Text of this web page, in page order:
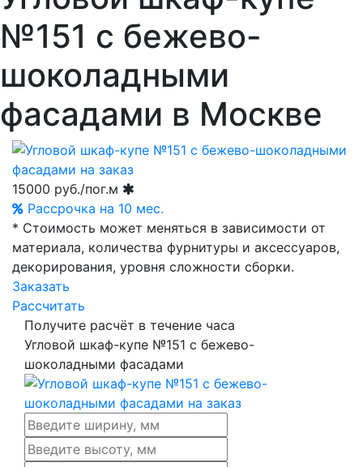
№151 с бежево-
шоколадными
фасадами в Москве
15000 руб./пог.м
Рассрочка на 10 мес.
* Стоимость может меняться в зависимости от
материала, количества фурнитуры и аксессуаров,
декорирования, уровня сложности сборки.
Заказать
Рассчитать
Получите расчёт в течение часа
Угловой шкаф-купе №151 с бежево-
шоколадными фасадами